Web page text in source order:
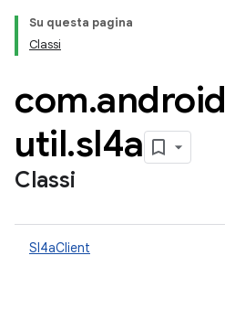
Su questa pagina
Classi
com.android
util.sl4a
Classi
Sl4aClient